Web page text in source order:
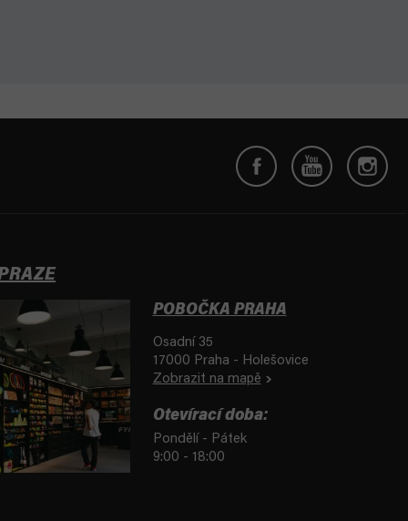
POBOČKA PRAHA
Osadní 35
17000 Praha - Holešovice
Zobrazit na mapě
Otevírací doba:
Pondělí - Pátek
9:00 - 18:00